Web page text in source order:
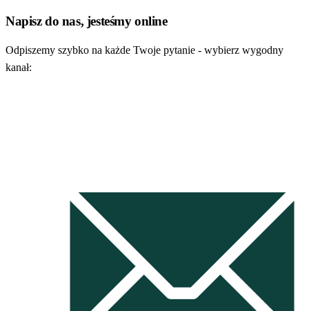
Napisz do nas, jesteśmy online
Odpiszemy szybko na każde Twoje pytanie - wybierz wygodny
kanał: